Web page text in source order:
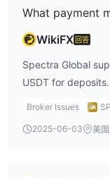
WikiFX 回答
Spectra Global
USDT for
available. If I
traditional bank
Broker Issues
2025-06-03 美国